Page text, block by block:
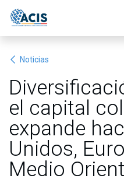
Noticias
el capital
expande
Unidos,
Medio